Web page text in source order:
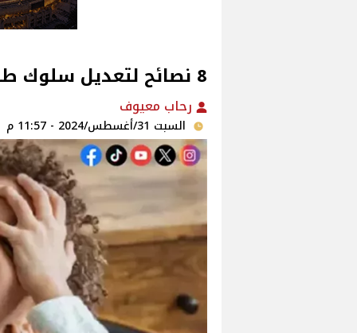
8 نصائح لتعديل سلوك طفلك
رحاب معيوف
السبت 31/أغسطس/2024 - 11:57 م